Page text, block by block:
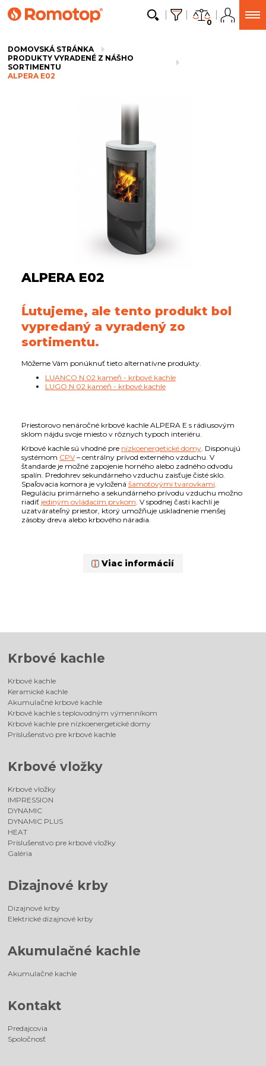
0
DOMOVSKÁ STRÁNKA
PRODUKTY VYRADENÉ Z NÁŠHO
SORTIMENTU
ALPERA E02
ALPERA E02
Ĺutujeme, ale tento produkt bol
vypredaný a vyradený zo
sortimentu.
Môžeme Vám ponúknuť tieto alternatívne produkty.
LUANCO N 02 kameň - krbové kachle
LUGO N 02 kameň - krbové kachle
Priestorovo nenáročné krbové kachle ALPERA E s rádiusovým
sklom nájdu svoje miesto v rôznych typoch interiéru.
Krbové kachle sú vhodné pre nízkoenergetické domy. Disponujú
systémom CPV– centrálny prívod externého vzduchu. V
štandarde je možné zapojenie horného alebo zadného odvodu
spalín. Predohrev sekundárneho vzduchu zaisťuje čisté sklo.
Spaľovacia komora je vyložená šamotovými tvarovkami
Reguláciu primárneho a sekundárneho prívodu vzduchu možno
riadiť jediným ovládacím prvkom . V spodnej časti kachlí je
uzatvárateľný priestor, ktorý umožňuje uskladnenie menšej
zásoby dreva alebo krbového náradia.
Viac informácií
Krbové kachle
Krbové kachle
Keramické kachle
Akumulačné krbové kachle
Krbové kachle s teplovodným výmenníkom
Krbové kachle pre nízkoenergetické domy
Príslušenstvo pre krbové kachle
Krbové vložky
Krbové vložky
IMPRESSION
DYNAMIC
DYNAMIC PLUS
HEAT
Príslušenstvo pre krbové vložky
Galéria
Dizajnové krby
Dizajnové krby
Elektrické dizajnové krby
Akumulačné kachle
Akumulačné kachle
Kontakt
Predajcovia
Spoločnosť